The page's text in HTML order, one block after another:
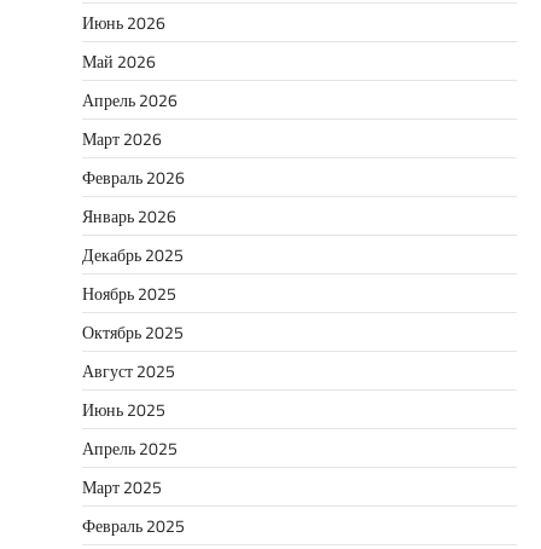
Июнь 2026
Май 2026
Апрель 2026
Март 2026
Февраль 2026
Январь 2026
Декабрь 2025
Ноябрь 2025
Октябрь 2025
Август 2025
Июнь 2025
Апрель 2025
Март 2025
Февраль 2025